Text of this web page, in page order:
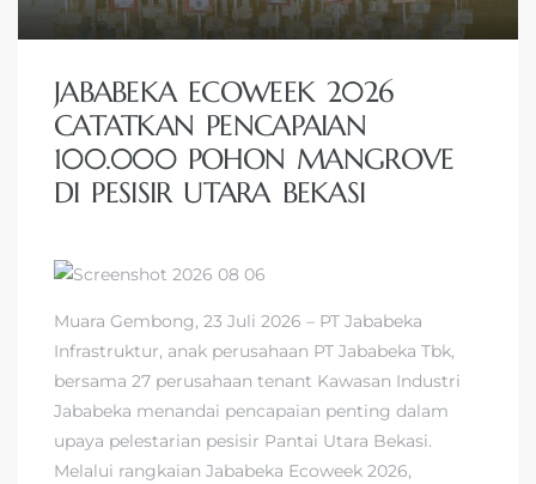
JABABEKA ECOWEEK 2026
CATATKAN PENCAPAIAN
100.000 POHON MANGROVE
DI PESISIR UTARA BEKASI
Muara Gembong, 23 Juli 2026 – PT Jababeka
Infrastruktur, anak perusahaan PT Jababeka Tbk,
bersama 27 perusahaan tenant Kawasan Industri
Jababeka menandai pencapaian penting dalam
upaya pelestarian pesisir Pantai Utara Bekasi.
Melalui rangkaian Jababeka Ecoweek 2026,